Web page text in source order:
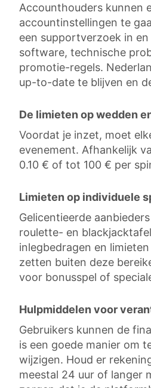
Accounthouders kunnen
accountinstellingen te
een supportverzoek in
software, technische
promotie-regels.
up-to-date te blijven en
De limieten op wedden
Voordat je inzet, moet
evenement. Afhankelijk
0.10 € of tot 100 € per
Limieten op individuele
Gelicentieerde
roulette- en
inlegbedragen en
zetten buiten deze
voor bonusspel of
Hulpmiddelen voor
Gebruikers kunnen de
is een goede manier om
wijzigen. Houd er
meestal 24 uur of langer